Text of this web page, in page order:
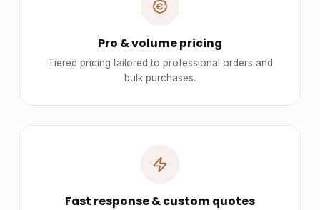
Pro & volume pricing
Tiered pricing tailored to professional orders and
bulk purchases.
Fast response & custom quotes